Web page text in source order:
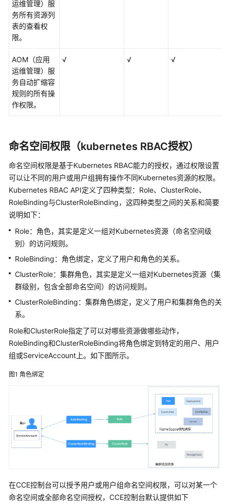
运维管理）服
务所有资源列
表的查看权
限。
AOM（应用
运维管理）服
务自动扩缩容
规则的所有操
作权限。
√ √ √
命名空间权限（kubernetes RBAC授权）
命名空间权限是基于Kubernetes RBAC能力的授权，通过权限设置
可以让不同的用户或用户组拥有操作不同Kubernetes资源的权限。
Kubernetes RBAC API定义了四种类型：Role、ClusterRole、
RoleBinding与ClusterRoleBinding，这四种类型之间的关系和简要
说明如下：
Role：角色，其实是定义一组对Kubernetes资源（命名空间级
别）的访问规则。
RoleBinding：角色绑定，定义了用户和角色的关系。
ClusterRole：集群角色，其实是定义一组对Kubernetes资源（集
群级别，包含全部命名空间）的访问规则。
ClusterRoleBinding：集群角色绑定，定义了用户和集群角色的关
系。
Role和ClusterRole指定了可以对哪些资源做哪些动作，
RoleBinding和ClusterRoleBinding将角色绑定到特定的用户、用户
组或ServiceAccount上。如下图所示。
图1 角色绑定
在CCE控制台可以授予用户或用户组命名空间权限，可以对某一个
命名空间或全部命名空间授权，CCE控制台默认提供如下